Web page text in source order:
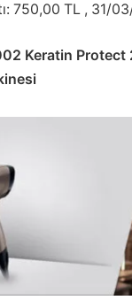
750,00 TL , 31/
Keratin Protect